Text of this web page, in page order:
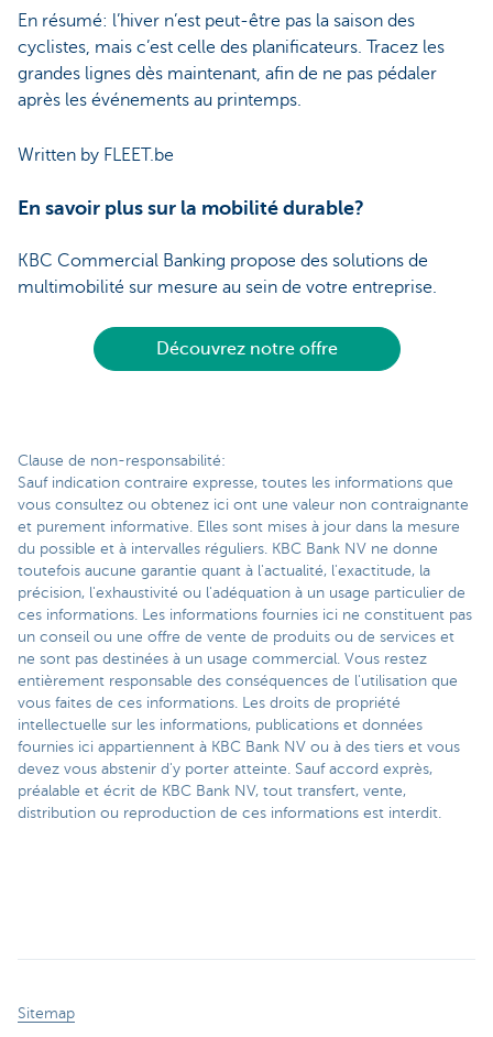
En résumé: l’hiver n’est peut-être pas la saison des
cyclistes, mais c’est celle des planificateurs. Tracez les
grandes lignes dès maintenant, afin de ne pas pédaler
après les événements au printemps.
Written by FLEET.be
En savoir plus sur la mobilité durable?
KBC Commercial Banking propose des solutions de
multimobilité sur mesure au sein de votre entreprise.
Découvrez notre offre
Clause de non-responsabilité:
Sauf indication contraire expresse, toutes les informations que
vous consultez ou obtenez ici ont une valeur non contraignante
et purement informative. Elles sont mises à jour dans la mesure
du possible et à intervalles réguliers. KBC Bank NV ne donne
toutefois aucune garantie quant à l'actualité, l'exactitude, la
précision, l'exhaustivité ou l'adéquation à un usage particulier de
ces informations. Les informations fournies ici ne constituent pas
un conseil ou une offre de vente de produits ou de services et
ne sont pas destinées à un usage commercial. Vous restez
entièrement responsable des conséquences de l'utilisation que
vous faites de ces informations. Les droits de propriété
intellectuelle sur les informations, publications et données
fournies ici appartiennent à KBC Bank NV ou à des tiers et vous
devez vous abstenir d'y porter atteinte. Sauf accord exprès,
préalable et écrit de KBC Bank NV, tout transfert, vente,
distribution ou reproduction de ces informations est interdit.
Sitemap